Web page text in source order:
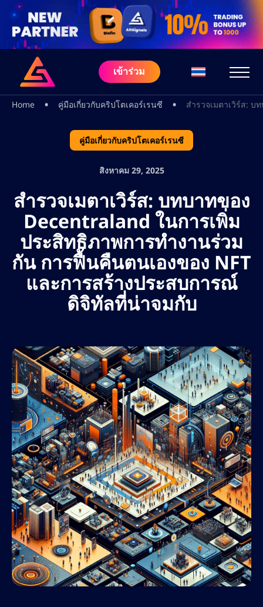
เข้าร่วม
Home • คู่มือเกี่ยวกับคริปโตเคอร์เรนซี • สำรวจเมตาเวิร์ส:
คู่มือเกี่ยวกับคริปโตเคอร์เรนซี
สิงหาคม 29, 2025
สำรวจเมตาเวิร์ส: บทบาทของ
Decentraland ในการเพิ่ม
ประสิทธิภาพการทำงานร่วม
กัน การฟื้นคืนตนเองของ NFT
และการสร้างประสบการณ์
ดิจิทัลที่น่าจมกับ